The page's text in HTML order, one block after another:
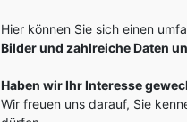
Hier können Sie sich einen
Bilder und zahlreiche Daten
Haben wir Ihr Interesse
Wir freuen uns darauf, Sie